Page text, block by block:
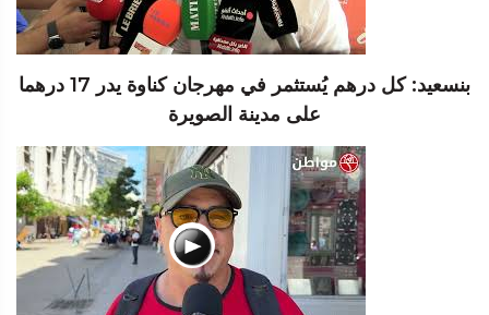
بنسعيد: كل درهم يُستثمر في مهرجان كناوة يدر 17 درهما
على مدينة الصويرة